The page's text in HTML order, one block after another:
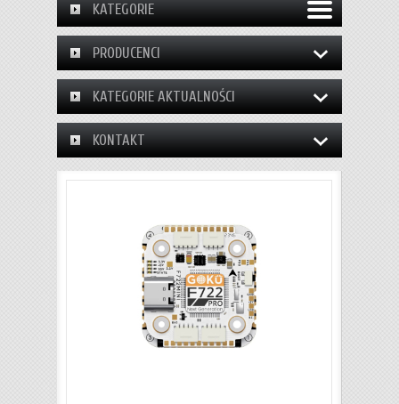
KATEGORIE
PRODUCENCI
KATEGORIE AKTUALNOŚCI
KONTAKT